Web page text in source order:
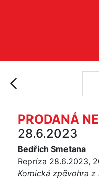
PRODANÁ
28.6.2023
Bedřich Smetana
Repríza 28.6.2023,
Komická zpěvohra